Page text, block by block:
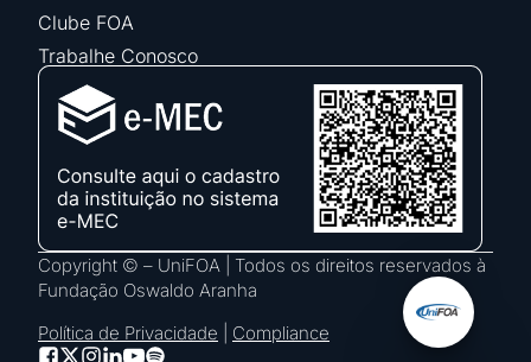
Clube FOA
Trabalhe Conosco
Copyright © – UniFOA | Todos os direitos reservados à
Fundação Oswaldo Aranha
Política de Privacidade
Compliance